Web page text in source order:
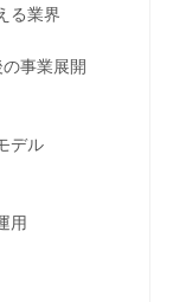
る業界
事業展開
デル
用